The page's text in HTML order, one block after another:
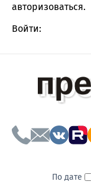
авторизоваться.
Войти:
По дате